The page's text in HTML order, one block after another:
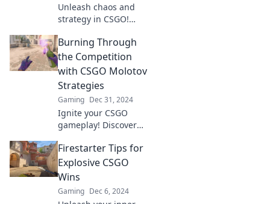
Unleash chaos and
strategy in CSGO!
tips in Molotov
Mayhem for ultimate
victory on the
battleground.
Burning Through
the Competition
with CSGO Molotov
Strategies
Gaming Dec 31, 2024
Ignite your CSGO
gameplay! Discover
strategies that will
leave your competition
in the dust. Dominate
the battlefield now!
Firestarter Tips for
Explosive CSGO
Wins
Gaming Dec 6, 2024